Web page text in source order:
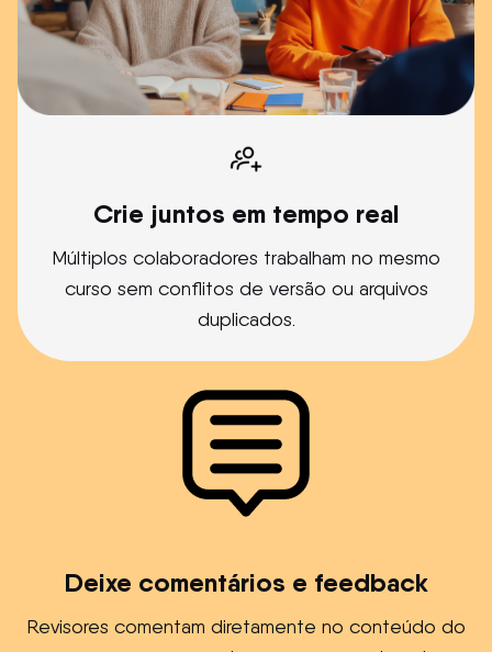
Crie juntos em tempo real
Múltiplos colaboradores trabalham no mesmo
curso sem conflitos de versão ou arquivos
duplicados.
Deixe comentários e feedback
Revisores comentam diretamente no conteúdo do